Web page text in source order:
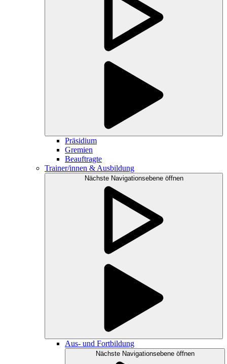
Präsidium
Gremien
Beauftragte
Trainer/innen & Ausbildung
Nächste Navigationsebene öffnen
Aus- und Fortbildung
Nächste Navigationsebene öffnen